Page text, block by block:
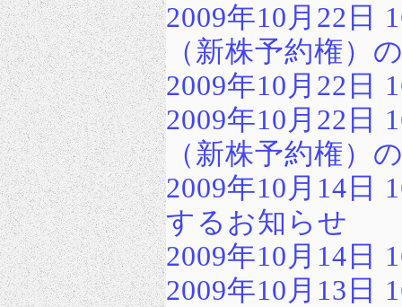
2009年10月22日
（新株予約権）
2009年10月22日
2009年10月22日
（新株予約権）
2009年10月14日
するお知らせ
2009年10月14日
2009年10月13日